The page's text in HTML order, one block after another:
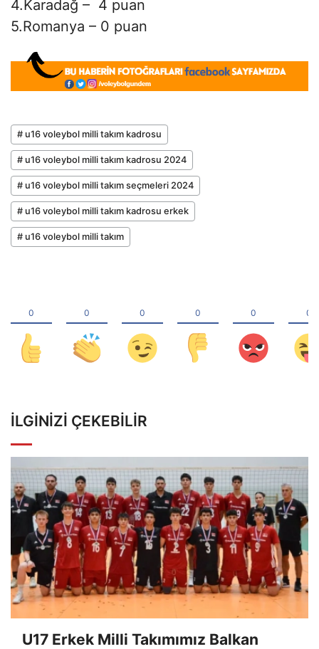
4.Karadağ – 4 puan
5.Romanya – 0 puan
# u16 voleybol milli takım kadrosu
# u16 voleybol milli takım kadrosu 2024
# u16 voleybol milli takım seçmeleri 2024
# u16 voleybol milli takım kadrosu erkek
# u16 voleybol milli takım
İLGINIZI ÇEKEBILIR
U17 Erkek Milli Takımımız Balkan